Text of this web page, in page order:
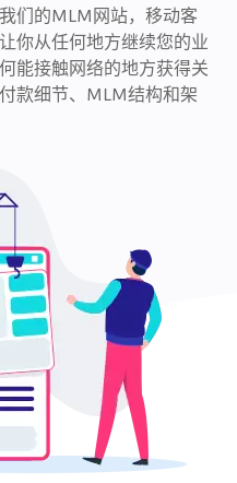
们的MLM网站，移动客
你从任何地方继续您的业
能接触网络的地方获得关
款细节、MLM结构和架